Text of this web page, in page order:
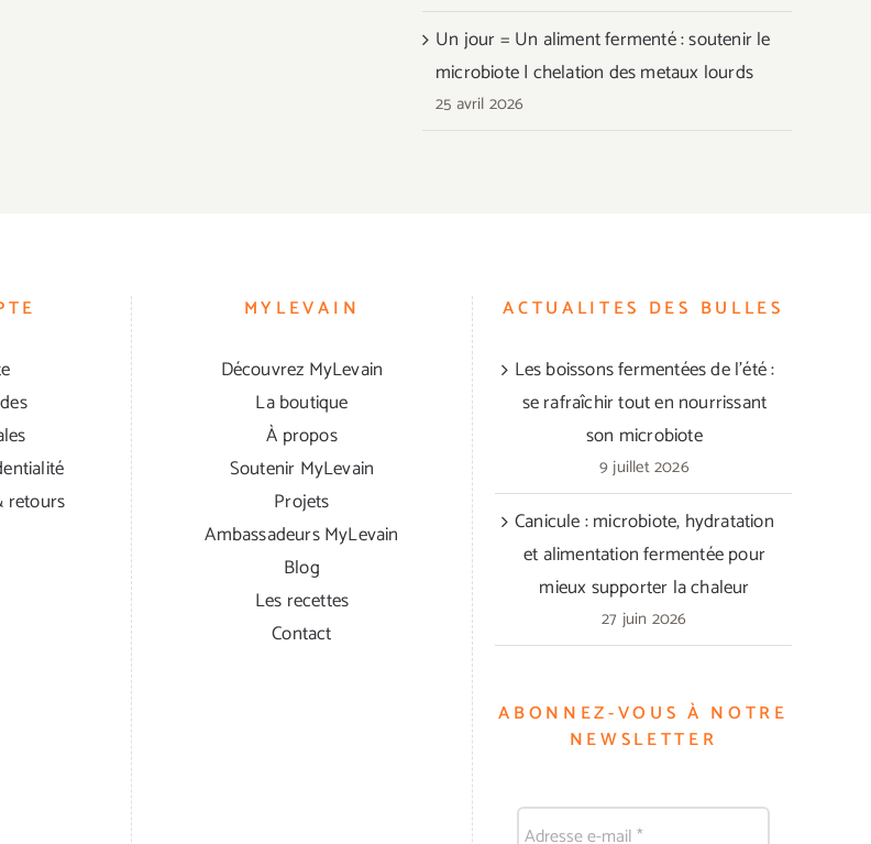
Un jour = Un aliment fermenté : soutenir le
microbiote | chelation des metaux lourds
25 avril 2026
retours
MYLEVAIN
Découvrez MyLevain
La boutique
À propos
Soutenir MyLevain
Projets
Ambassadeurs MyLevain
Blog
Les recettes
Contact
ACTUALITES DES BULLES
Les boissons fermentées de l’été :
se rafraîchir tout en nourrissant
son microbiote
9 juillet 2026
Canicule : microbiote, hydratation
et alimentation fermentée pour
mieux supporter la chaleur
27 juin 2026
ABONNEZ-VOUS À NOTRE
NEWSLETTER